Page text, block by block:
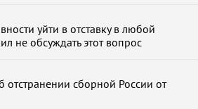
уйти в отставку в любой
не обсуждать этот вопрос
сборной России от